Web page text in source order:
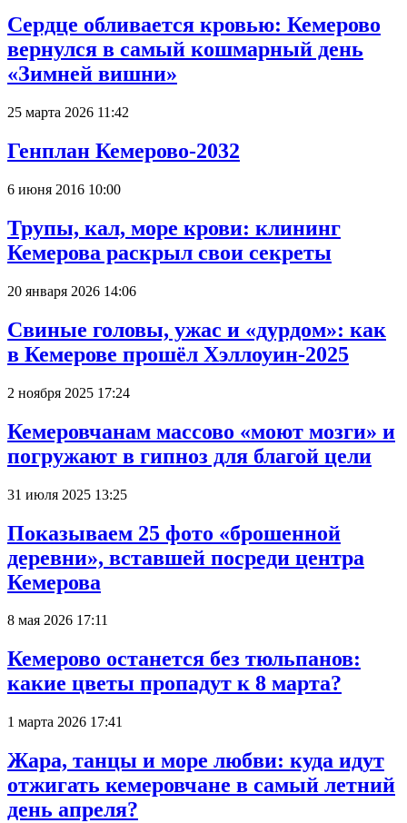
Сердце обливается кровью: Кемерово
вернулся в самый кошмарный день
«Зимней вишни»
25 марта 2026 11:42
Генплан Кемерово-2032
6 июня 2016 10:00
Трупы, кал, море крови: клининг
Кемерова раскрыл свои секреты
20 января 2026 14:06
Свиные головы, ужас и «дурдом»: как
в Кемерове прошёл Хэллоуин-2025
2 ноября 2025 17:24
Кемеровчанам массово «моют мозги» и
погружают в гипноз для благой цели
31 июля 2025 13:25
Показываем 25 фото «брошенной
деревни», вставшей посреди центра
Кемерова
8 мая 2026 17:11
Кемерово останется без тюльпанов:
какие цветы пропадут к 8 марта?
1 марта 2026 17:41
Жара, танцы и море любви: куда идут
отжигать кемеровчане в самый летний
день апреля?